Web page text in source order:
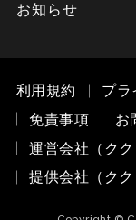
お知らせ
利用規約
プラ
免責事項
お
運営会社（ク
提供会社（ク